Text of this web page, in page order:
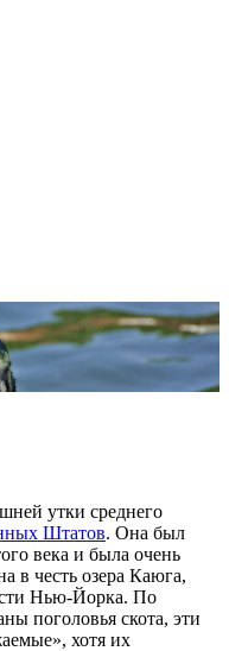
утки среднего
Штатов. Она был
века и была очень
в честь озера Каюга,
Нью-Йорка. По
поголовья скота, эти
хотя их